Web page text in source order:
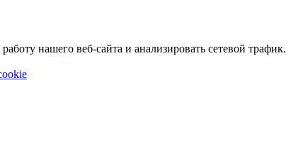
нашего веб-сайта и анализировать сетевой трафик.